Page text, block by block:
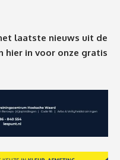
laatste nieuws uit de
hier in voor onze gratis